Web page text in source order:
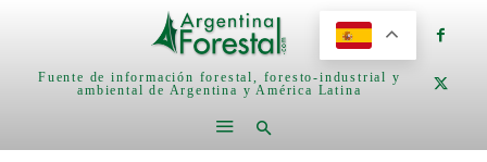
Fuente de información forestal, foresto-industrial y
ambiental de Argentina y América Latina